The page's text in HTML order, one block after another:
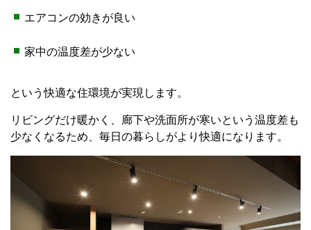
エアコンの効きが良い
家中の温度差が少ない
という快適な住環境が実現します。
リビングだけ暖かく、廊下や洗面所が寒いという温度差も
少なくなるため、毎日の暮らしがより快適になります。